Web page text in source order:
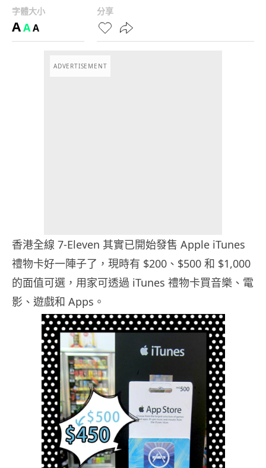
字體大小
AAA
分享
ADVERTISEMENT
香港全線 7-Eleven 其實已開始發售 Apple iTunes
禮物卡好一陣子了，現時有 $200、$500 和 $1,000
的面值可選，用家可透過 iTunes 禮物卡買音樂、電
影、遊戲和 Apps。